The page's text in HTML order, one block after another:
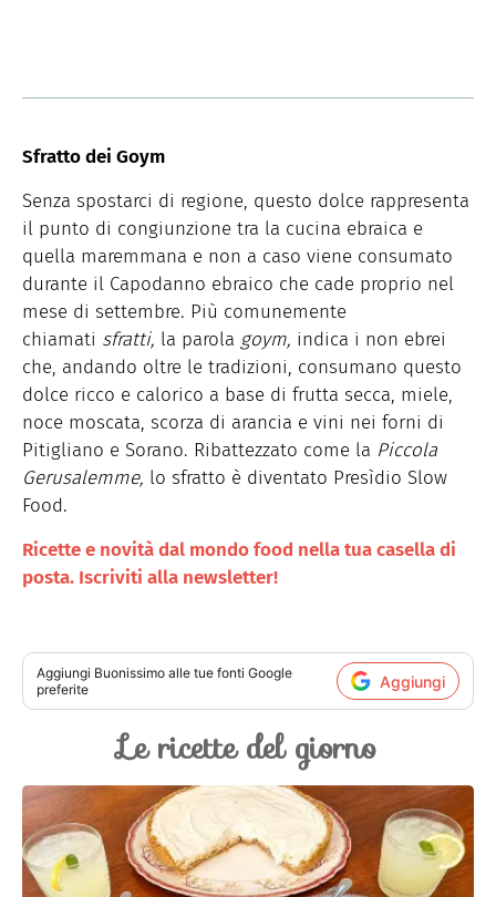
Sfratto dei Goym
Senza spostarci di regione, questo dolce rappresenta
il punto di congiunzione tra la cucina ebraica e
quella maremmana e non a caso viene consumato
durante il Capodanno ebraico che cade proprio nel
mese di settembre. Più comunemente
chiamati sfratti, la parola goym, indica i non ebrei
che, andando oltre le tradizioni, consumano questo
dolce ricco e calorico a base di frutta secca, miele,
noce moscata, scorza di arancia e vini nei forni di
Pitigliano e Sorano. Ribattezzato come la Piccola
Gerusalemme, lo sfratto è diventato Presìdio Slow
Food.
Ricette e novità dal mondo food nella tua casella di
posta. Iscriviti alla newsletter!
Aggiungi Buonissimo alle tue fonti Google
preferite
Aggiungi
Le ricette del giorno